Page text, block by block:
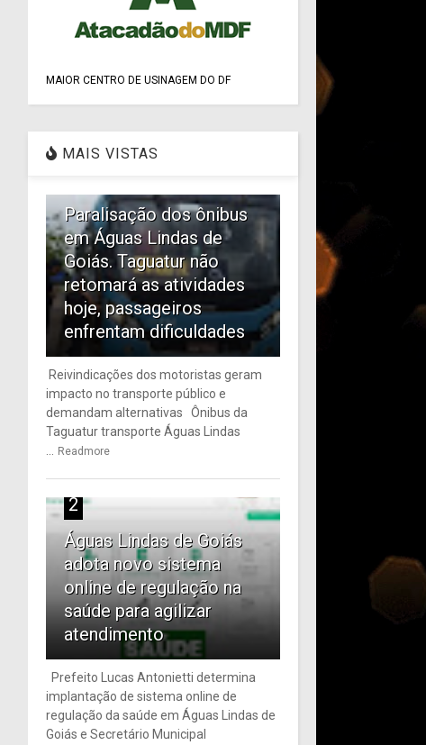
MAIOR CENTRO DE USINAGEM DO DF
MAIS VISTAS
Paralisação dos ônibus
em Águas Lindas de
Goiás. Taguatur não
retomará as atividades
hoje, passageiros
enfrentam dificuldades
Reivindicações dos motoristas geram
impacto no transporte público e
demandam alternativas Ônibus da
Taguatur transporte Águas Lindas
Readmore
2
Águas Lindas de Goiás
adota novo sistema
online de regulação na
saúde para agilizar
atendimento
Prefeito Lucas Antonietti determina
implantação de sistema online de
regulação da saúde em Águas Lindas de
Goiás e Secretário Municipal